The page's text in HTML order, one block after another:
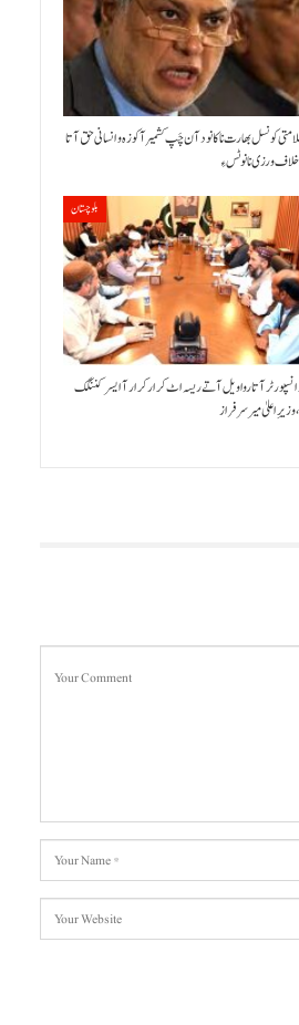
کونسل بھارت نا کانود آن چَپ کشمیر آ کوزہ و انسانی حق آتا
بلوچستان
آتا روا ویل آتے ریسہ اٹ کرار کرار آ ایسر کننگک